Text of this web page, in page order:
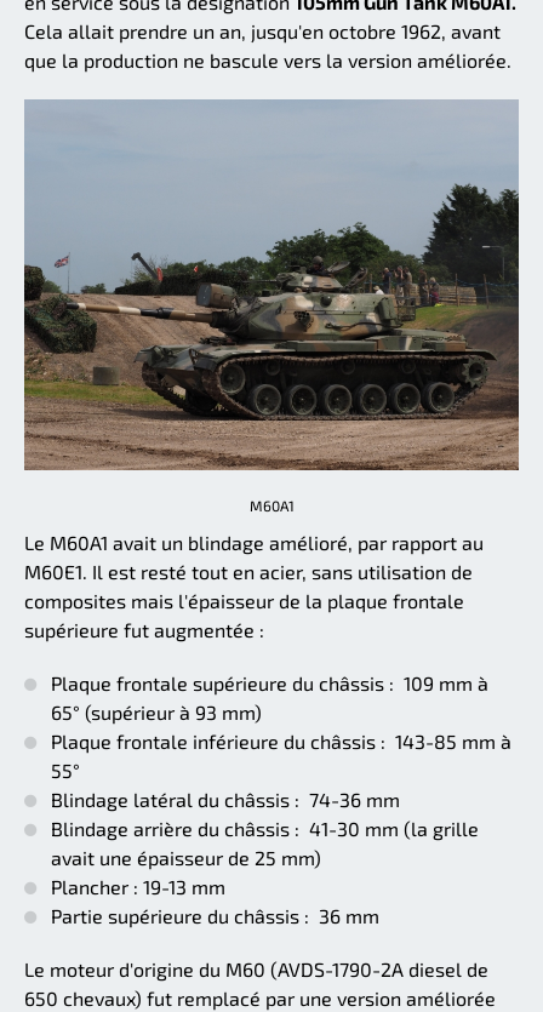
Cela allait prendre un an, jusqu'en octobre 1962, avant
que la production ne bascule vers la version améliorée.
M60A1
Le M60A1 avait un blindage amélioré, par rapport au
M60E1. Il est resté tout en acier, sans utilisation de
composites mais l'épaisseur de la plaque frontale
supérieure fut augmentée :
Plaque frontale supérieure du châssis : 109 mm à
65° (supérieur à 93 mm)
Plaque frontale inférieure du châssis : 143-85 mm à
55°
Blindage latéral du châssis : 74-36 mm
Blindage arrière du châssis : 41-30 mm (la grille
avait une épaisseur de 25 mm)
Plancher : 19-13 mm
Partie supérieure du châssis : 36 mm
Le moteur d'origine du M60 (AVDS-1790-2A diesel de
650 chevaux) fut remplacé par une version améliorée